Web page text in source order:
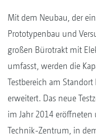
Mit dem Neubau, der
Prototypenbau und
großen Bürotrakt mit
umfasst, werden die
Testbereich am
erweitert. Das neue
im Jahr 2014
Technik-Zentrum, in